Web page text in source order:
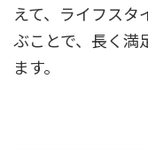
えて、ライフス
ぶことで、長く満
ます。